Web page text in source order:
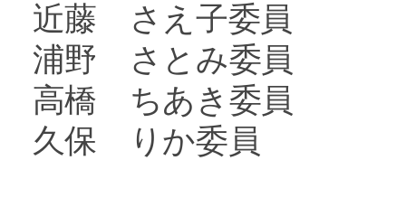
近藤 さえ子委員
浦野 さとみ委員
高橋 ちあき委員
久保 りか委員